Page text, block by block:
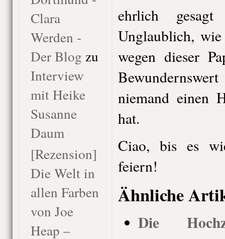
Clara
Werden -
Der Blog zu
Interview
mit Heike
Susanne
Daum
[Rezension]
Die Welt in
allen Farben
von Joe
Heap –
ehrlich
Unglaublich,
wegen dieser
niemand einen
hat.
Ciao, bis es
feiern!
Ähnliche
Die